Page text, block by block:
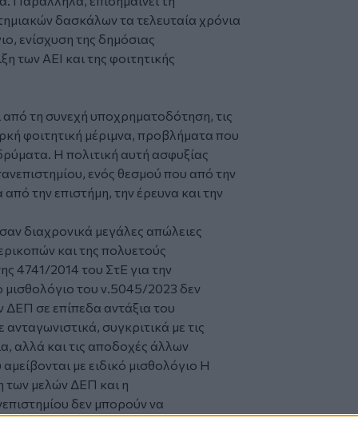
δασκάλων τα τελευταία χρόνια
ενίσχυση της δημόσιας
των ΑΕΙ και της φοιτητικής
τη συνεχή υποχρηματοδότηση, τις
φοιτητική μέριμνα, προβλήματα που
Η πολιτική αυτή ασφυξίας
ενός θεσμού που από την
την επιστήμη, την έρευνα και την
διαχρονικά μεγάλες απώλειες
και της πολυετούς
4741/2014 του ΣτΕ για την
του ν.5045/2023 δεν
σε επίπεδα αντάξια του
συγκριτικά με τις
αλλά και τις αποδοχές άλλων
με ειδικό μισθολόγιο Η
των μελών ΔΕΠ και η
δεν μπορούν να